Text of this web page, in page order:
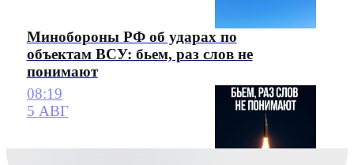
Минобороны РФ об ударах по
объектам ВСУ: бьем, раз слов не
понимают
08:19
5 АВГ